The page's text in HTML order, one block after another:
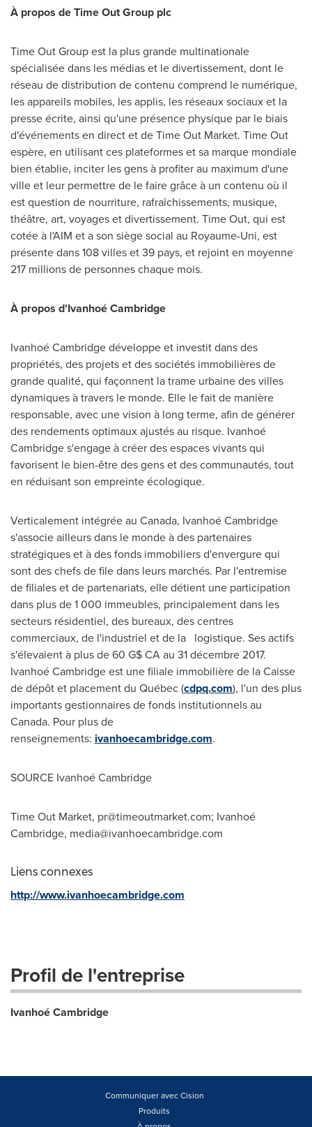
À propos de Time Out Group plc
Time Out Group est la plus grande multinationale
spécialisée dans les médias et le divertissement, dont le
réseau de distribution de contenu comprend le numérique,
les appareils mobiles, les applis, les réseaux sociaux et la
presse écrite, ainsi qu'une présence physique par le biais
d'événements en direct et de Time Out Market. Time Out
espère, en utilisant ces plateformes et sa marque mondiale
bien établie, inciter les gens à profiter au maximum d'une
ville et leur permettre de le faire grâce à un contenu où il
est question de nourriture, rafraîchissements, musique,
théâtre, art, voyages et divertissement. Time Out, qui est
cotée à l'AIM et a son siège social au Royaume-Uni, est
présente dans 108 villes et 39 pays, et rejoint en moyenne
217 millions de personnes chaque mois.
À propos d'IvanhoéCambridge
Ivanhoé Cambridge développe et investit dans des
propriétés, des projets et des sociétés immobilières de
grande qualité, qui façonnent la trame urbaine des villes
dynamiques à travers le monde. Elle le fait de manière
responsable, avec une vision à long terme, afin de générer
des rendements optimaux ajustés au risque. Ivanhoé
Cambridges'engage à créer des espaces vivants qui
favorisent le bien-être des gens et des communautés, tout
en réduisant son empreinte écologique.
Verticalement intégrée au Canada, Ivanhoé Cambridge
s'associe ailleurs dans le monde à des partenaires
stratégiques et à des fonds immobiliers d'envergure qui
sont des chefs de file dans leurs marchés. Par l'entremise
de filiales et de partenariats, elle détient une participation
dans plus de 1 000 immeubles, principalement dans les
secteurs résidentiel, des bureaux, des centres
commerciaux, de l'industriel et de la logistique. Ses actifs
s'élevaient à plus de 60 G$ CA au 31 décembre 2017.
IvanhoéCambridgeest une filiale immobilière de la Caisse
de dépôt et placement du Québec (cdpq.com), l'un des plus
importants gestionnaires de fonds institutionnels au
Canada. Pour plus de
renseignements: ivanhoecambridge.com.
SOURCE IvanhoéCambridge
Time Out Market, pr@timeoutmarket.com; Ivanhoé
Cambridge, media@ivanhoecambridge.com
Liens connexes
http://www.ivanhoecambridge.com
Profil de l'entreprise
Ivanhoé Cambridge
Communiquer avec Cision
Produits